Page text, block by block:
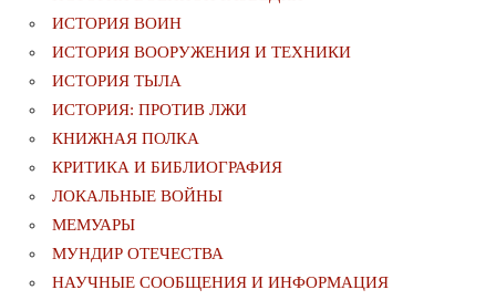
ИСТОРИЯ ВОИН
ИСТОРИЯ ВООРУЖЕНИЯ И ТЕХНИКИ
ИСТОРИЯ ТЫЛА
ИСТОРИЯ: ПРОТИВ ЛЖИ
КНИЖНАЯ ПОЛКА
КРИТИКА И БИБЛИОГРАФИЯ
ЛОКАЛЬНЫЕ ВОЙНЫ
МЕМУАРЫ
МУНДИР ОТЕЧЕСТВА
НАУЧНЫЕ СООБЩЕНИЯ И ИНФОРМАЦИЯ